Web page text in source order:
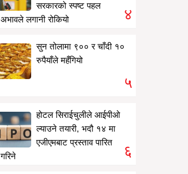
सरकारको स्पष्ट पहल
अभावले लगानी रोकियो
४
सुन तोलामा ९०० र चाँदी १०
रुपैयाँले महँगियो
५
होटल सिराईचुलीले आईपीओ
ल्याउने तयारी, भदौ १४ मा
एजीएमबाट प्रस्ताव पारित
गरिने
६